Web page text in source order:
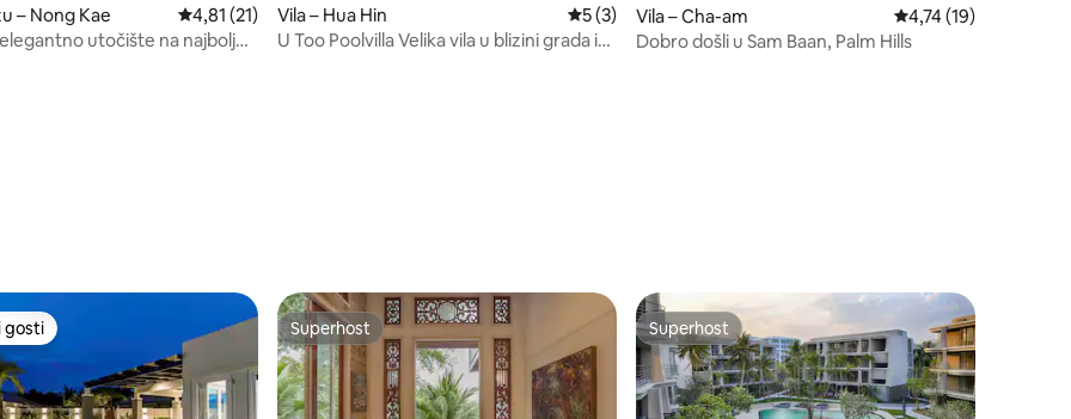
recenzija: 12
– Nong Kae Prosječna ocjena: 4,81/5, recenzija: 21
4,81 (21)
utočište na najboljoj
Vila – Hua Hin Prosječna ocjena: 5/5, recenzija: 3
5 (3)
U Too Poolvilla Velika vila u blizini grada i
Vila – Cha-am Prosječna ocjena:
4,74 (19)
Dobro došli u Sam Baan, Palm Hills
gosti
gosti Superhost
Superhost Superhost
Superhost